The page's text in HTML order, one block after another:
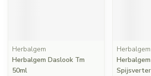
Herbalgem
Herbalgem Daslook Tm
50ml
Herbalgem